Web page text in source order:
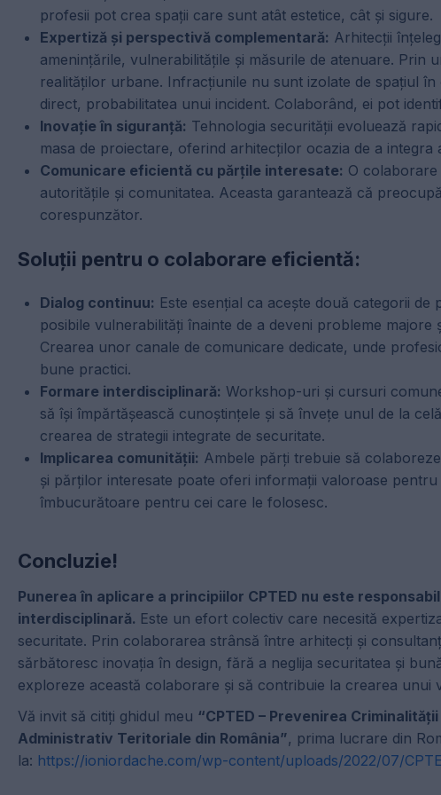
profesii pot crea spații care sunt atât estetice, cât și sigure.
Expertiză și perspectivă complementară: Arhitecții
amenințările, vulnerabilitățile și măsurile de atenuare.
realităților urbane. Infracțiunile nu sunt izolate de spațiul
direct, probabilitatea unui incident. Colaborând, ei pot
Inovație în siguranță: Tehnologia securității evoluează
masa de proiectare, oferind arhitecților ocazia de a
Comunicare eficientă cu părțile interesate: O
autoritățile și comunitatea. Aceasta garantează că
corespunzător.
Soluții pentru o colaborare eficientă:
Dialog continuu: Este esențial ca acește două categorii
posibile vulnerabilități înainte de a deveni probleme
Crearea unor canale de comunicare dedicate, unde
bune practici.
Formare interdisciplinară: Workshop-uri și cursuri
să își împărtășească cunoștințele și să învețe unul de la
crearea de strategii integrate de securitate.
Implicarea comunității: Ambele părți trebuie să
și părților interesate poate oferi informații valoroase
îmbucurătoare pentru cei care le folosesc.
Concluzie!
Punerea în aplicare a principiilor CPTED nu este
interdisciplinară. Este un efort colectiv care necesită
securitate. Prin colaborarea strânsă între arhitecți și
sărbătoresc inovația în design, fără a neglija securitatea și
exploreze această colaborare și să contribuie la crearea unui
Vă invit să citiți ghidul meu “CPTED – Prevenirea
Administrativ Teritoriale din România”, prima lucrare din
la: https://ioniordache.com/wp-content/uploads/2022/07/